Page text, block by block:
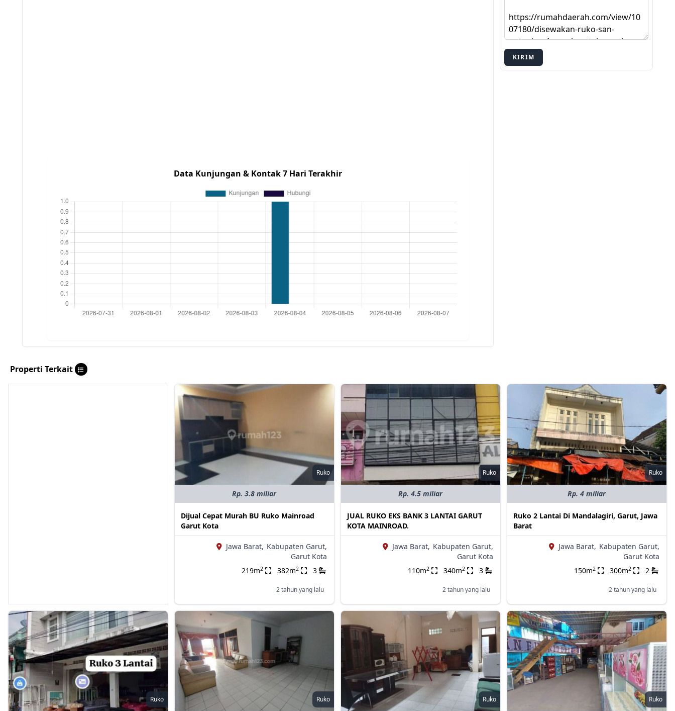
Data Kunjungan & Kontak 7 Hari Terakhir
KIRIM
Properti Terkait
Ruko
Rp. 3.8 miliar
Dijual Cepat Murah BU Ruko Mainroad
Garut Kota
Jawa Barat, Kabupaten Garut,
Garut Kota
219m2 382m2 3
2 tahun yang lalu
Ruko
Rp. 4.5 miliar
JUAL RUKO EKS BANK 3 LANTAI GARUT
KOTA MAINROAD.
Jawa Barat, Kabupaten Garut,
Garut Kota
110m2 340m2 3
2 tahun yang lalu
Ruko
Rp. 4 miliar
Ruko 2 Lantai Di Mandalagiri, Garut, Jawa
Barat
Jawa Barat, Kabupaten Garut,
Garut Kota
150m2 300m2 2
2 tahun yang lalu
Ruko Ruko Ruko Ruko